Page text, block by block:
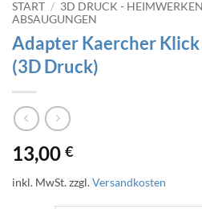
START / 3D DRUCK - HEIMWERKEN
ABSAUGUNGEN
Adapter Kaercher
(3D Druck)
13,00 €
inkl. MwSt.zzgl.Versandkosten